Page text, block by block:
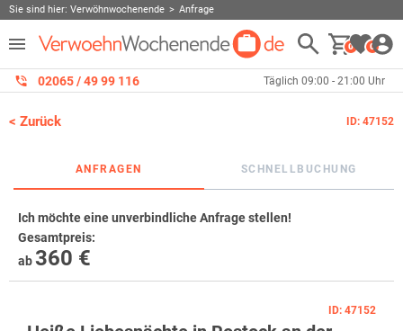
Sie sind hier: Verwöhnwochenende Anfrage
0 0
02065 / 49 ‌99 116 Täglich 09:00 - 21:00 Uhr
< Zurück ID: 47152
ANFRAGEN SCHNELLBUCHUNG
Ich möchte eine unverbindliche Anfrage stellen!
Gesamtpreis:
ab360 €
ID: 47152